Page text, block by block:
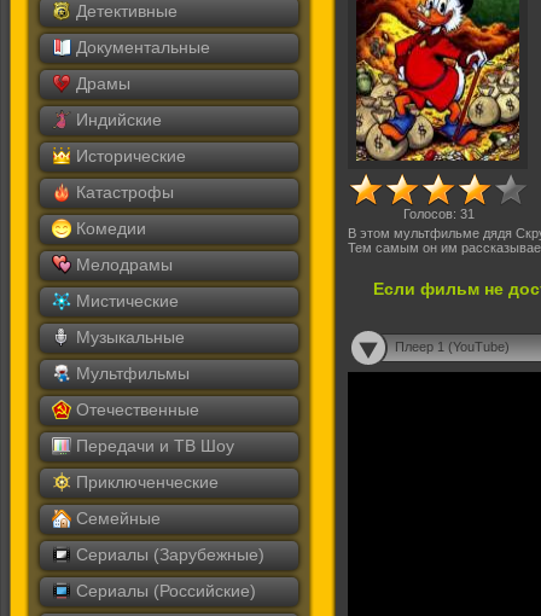
Детективные
Документальные
Драмы
Индийские
Исторические
Катастрофы
Комедии
Мелодрамы
Мистические
Музыкальные
Мультфильмы
Отечественные
Передачи и ТВ Шоу
Приключенческие
Семейные
Сериалы (Зарубежные)
Сериалы (Российские)
Голосов: 31
В этом мультфильме дядя
Тем самым он им
Если фильм не
Плеер 1 (YouTube)